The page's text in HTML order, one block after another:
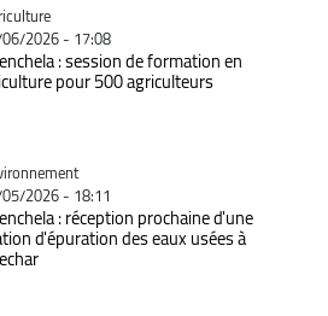
2026 - 17:08
: session de formation en
pour 500 agriculteurs
2026 - 18:11
: réception prochaine d'une
d'épuration des eaux usées à